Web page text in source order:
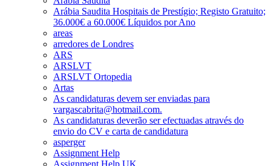
Arábia Saudita Hospitais de Prestígio; Registo Gratuito;
36.000€ a 60.000€ Líquidos por Ano
areas
arredores de Londres
ARS
ARSLVT
ARSLVT Ortopedia
Artas
As candidaturas devem ser enviadas para
vargascabrita@hotmail.com.
As candidaturas deverão ser efectuadas através do
envio do CV e carta de candidatura
asperger
Assignment Help
Assignment Help UK